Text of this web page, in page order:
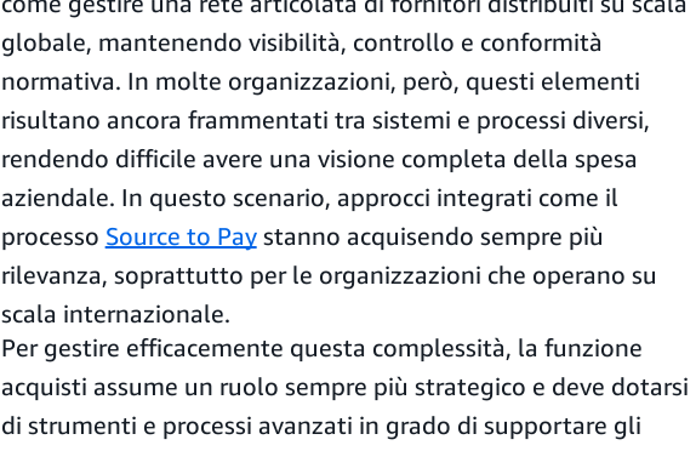
globale, mantenendo visibilità, controllo e conformità
normativa. In molte organizzazioni, però, questi elementi
risultano ancora frammentati tra sistemi e processi diversi,
rendendo difficile avere una visione completa della spesa
aziendale. In questo scenario, approcci integrati come il
processo Source to Paystanno acquisendo sempre più
rilevanza, soprattutto per le organizzazioni che operano su
scala internazionale.
Per gestire efficacemente questa complessità, la funzione
acquisti assume un ruolo sempre più strategico e deve dotarsi
di strumenti e processi avanzati in grado di supportare gli